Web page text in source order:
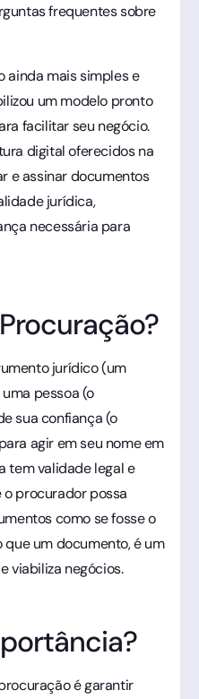
frequentes sobre
ainda mais simples e
um modelo pronto
facilitar seu negócio.
digital oferecidos na
e assinar documentos
jurídica,
necessária para
jurídico (um
pessoa (o
sua confiança (o
agir em seu nome em
tem validade legal e
procurador possa
como se fosse o
um documento, é um
viabiliza negócios.
é garantir